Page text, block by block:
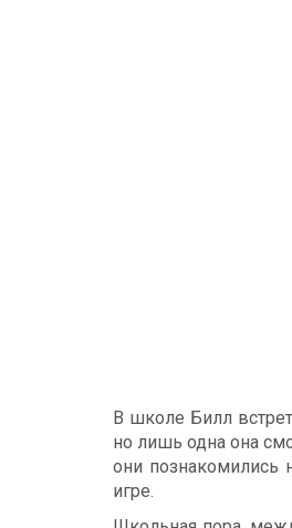
В школе Билл
но лишь одна она
они познакомились
игре.